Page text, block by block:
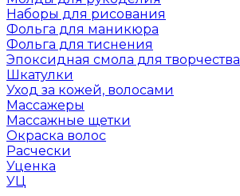
Наборы для рисования
Фольга для маникюра
Фольга для тиснения
Эпоксидная смола для творчества
Шкатулки
Уход за кожей, волосами
Массажеры
Массажные щетки
Окраска волос
Расчески
Уценка
УЦ